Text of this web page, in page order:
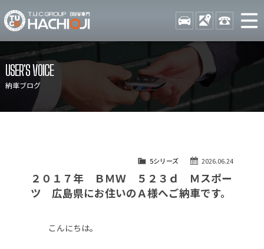
TUCグループ BMW専門 八
STOCK ACCESS 042-
ニュース
在庫リスト
目玉車両一覧
店舗紹介
保証＆サービス
アクセスマップ
自動車保険
TUCとは？
リクルート
会社概要
USER'S VOICE
納車ブログ
2026.06.24
5シリーズ
２０１７年 ＢＭＷ ５２３ｄ Ｍスポー
ツ 広島県にお住いのＡ様へご納車です。
こんにちは。